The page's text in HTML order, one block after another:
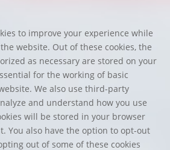
to improve your experience while
website. Out of these cookies, the
as necessary are stored on your
for the working of basic
We also use third-party
and understand how you use
will be stored in your browser
You also have the option to opt-out
out of some of these cookies